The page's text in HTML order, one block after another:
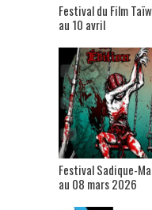
Festival du Film
au 10 avril
Festival Sadique-
au 08 mars 2026